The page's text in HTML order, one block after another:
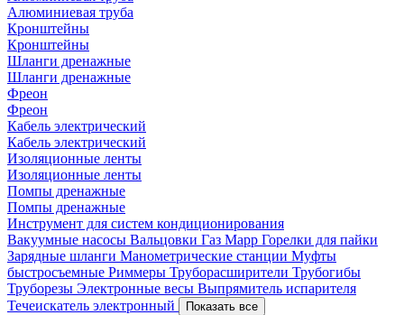
Алюминиевая труба
Кронштейны
Кронштейны
Шланги дренажные
Шланги дренажные
Фреон
Фреон
Кабель электрический
Кабель электрический
Изоляционные ленты
Изоляционные ленты
Помпы дренажные
Помпы дренажные
Инструмент для систем кондиционирования
Вакуумные насосы Вальцовки Газ Mapp Горелки для пайки
Зарядные шланги Манометрические станции Муфты
быстросъемные Риммеры Труборасширители Трубогибы
Труборезы Электронные весы Выпрямитель испарителя
Течеискатель электронный
Показать все